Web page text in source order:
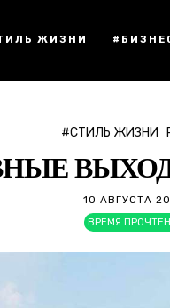
ЖИЗНИ
#СТИЛЬ ЖИЗНИ
10 АВГУСТА
ВРЕМЯ